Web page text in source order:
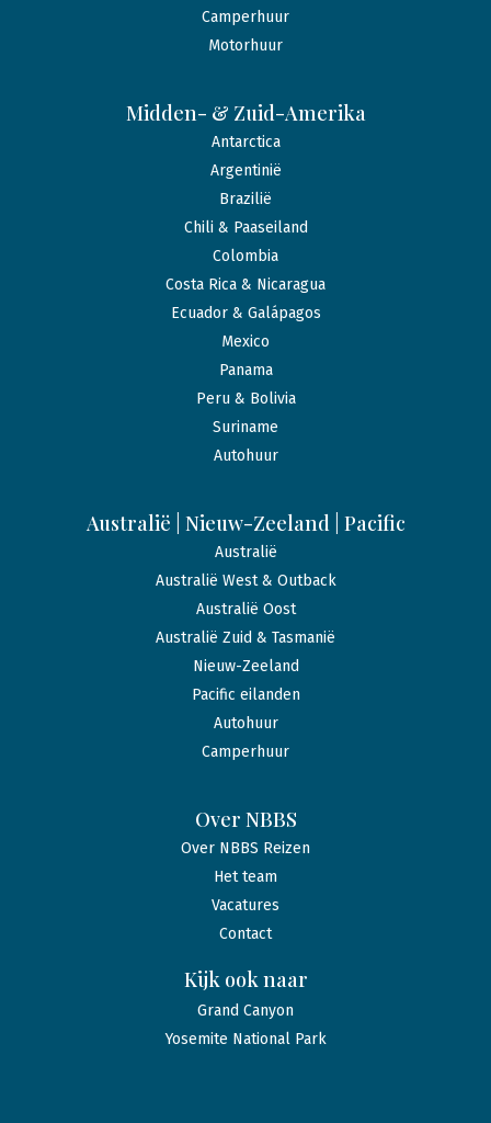
Camperhuur
Motorhuur
Midden- & Zuid-Amerika
Antarctica
Argentinië
Brazilië
Chili & Paaseiland
Colombia
Costa Rica & Nicaragua
Ecuador & Galápagos
Mexico
Panama
Peru & Bolivia
Suriname
Autohuur
Australië | Nieuw-Zeeland | Pacific
Australië
Australië West & Outback
Australië Oost
Australië Zuid & Tasmanië
Nieuw-Zeeland
Pacific eilanden
Autohuur
Camperhuur
Over NBBS
Over NBBS Reizen
Het team
Vacatures
Contact
Kijk ook naar
Grand Canyon
Yosemite National Park